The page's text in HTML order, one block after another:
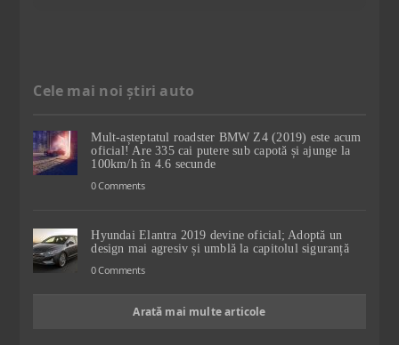
Cele mai noi știri auto
Mult-așteptatul roadster BMW Z4 (2019) este acum
oficial! Are 335 cai putere sub capotă și ajunge la
100km/h în 4.6 secunde
0 Comments
Hyundai Elantra 2019 devine oficial; Adoptă un
design mai agresiv și umblă la capitolul siguranță
0 Comments
Arată mai multe articole